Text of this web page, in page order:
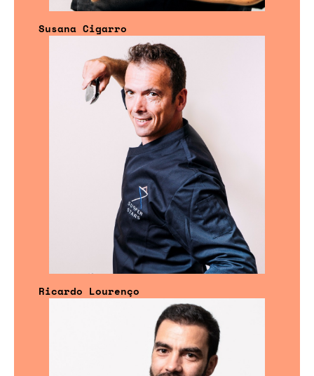
Susana Cigarro
Ricardo Lourenço